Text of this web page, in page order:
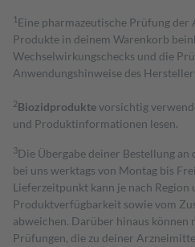
1 Eine pharmazeutische Prüfung
Produkte in deinem Warenkorb
Wechselwirkungschecks und die
Anwendungshinweise des
2Biozidproduktevorsichtig
und Produktinformationen lesen.
3Die Übergabe deiner Bestellung
bei uns werktags von Montag bis
Lieferzeitpunkt kann je nach Region
Produktverfügbarkeit sowie vom
abweichen. Darüber hinaus können
Prüfungen, die zu deiner